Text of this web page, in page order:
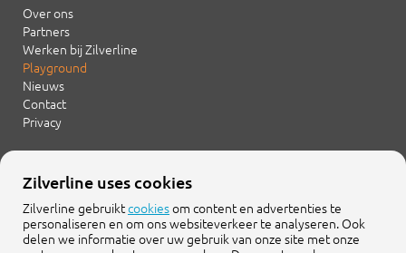
Over ons
Partners
Werken bij Zilverline
Playground
Nieuws
Contact
Privacy
+31 20 754 21 65
info@zilverline.com
Cruquiusweg 109-F
Zilverline uses cookies
Zilverline gebruiktcookiesom content en advertenties te
personaliseren en om ons websiteverkeer te analyseren. Ook
delen we informatie over uw gebruik van onze site met onze